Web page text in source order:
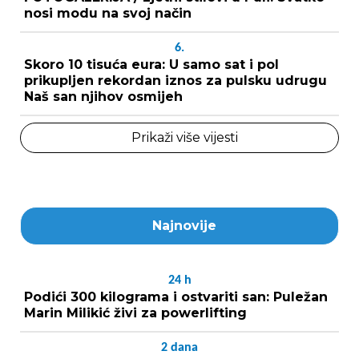
nosi modu na svoj način
6.
Skoro 10 tisuća eura: U samo sat i pol
prikupljen rekordan iznos za pulsku udrugu
Naš san njihov osmijeh
Prikaži više vijesti
Najnovije
24 h
Podići 300 kilograma i ostvariti san: Puležan
Marin Milikić živi za powerlifting
2 dana